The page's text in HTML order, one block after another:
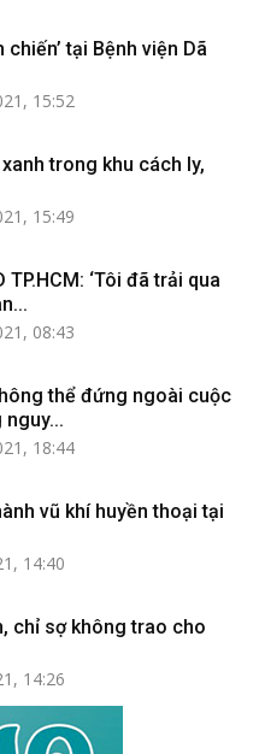
chiến’ tại Bệnh viện Dã
15:52
trong khu cách ly,
15:49
TP.HCM: ‘Tôi đã trải qua
08:43
thể đứng ngoài cuộc
18:44
vũ khí huyền thoại tại
14:40
chỉ sợ không trao cho
14:26